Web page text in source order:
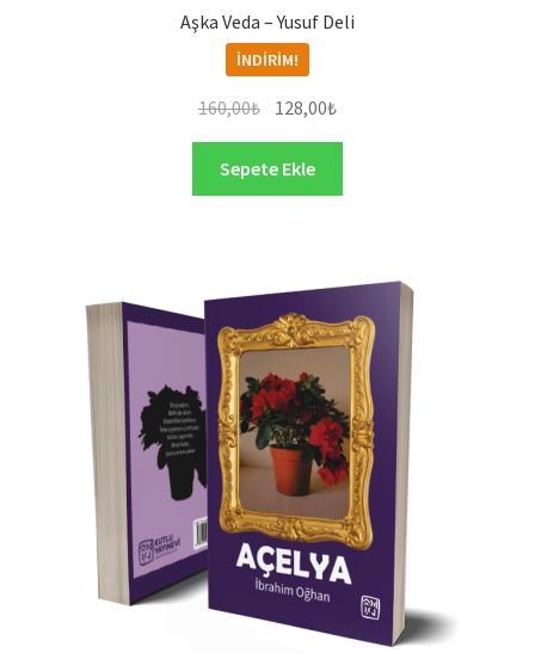
Aşka Veda – Yusuf Deli
İNDIRIM!
160,00₺ Orijinal
fiyat:
160,00₺.
128,00₺Şu
andaki
128,00₺.
Sepete Ekle